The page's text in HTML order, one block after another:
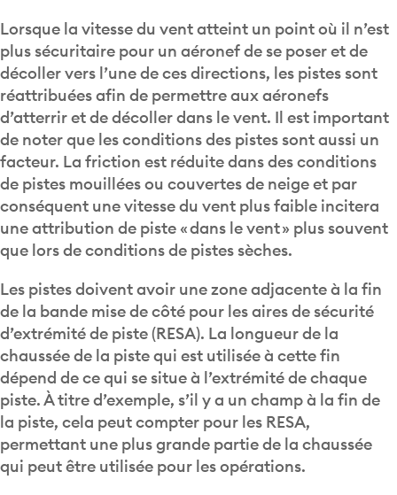
plus sécuritaire pour un aéronef de se poser et de
décoller vers l’une de ces directions, les pistes sont
réattribuées afin de permettre aux aéronefs
d’atterrir et de décoller dans le vent. Il est important
de noter que les conditions des pistes sont aussi un
facteur. La friction est réduite dans des conditions
de pistes mouillées ou couvertes de neige et par
conséquent une vitesse du vent plus faible incitera
une attribution de piste « dans le vent » plus souvent
que lors de conditions de pistes sèches.
de la bande mise de côté pour les aires de sécurité
d’extrémité de piste (RESA). La longueur de la
chaussée de la piste qui est utilisée à cette fin
dépend de ce qui se situe à l’extrémité de chaque
piste. À titre d’exemple, s’il y a un champ à la fin de
la piste, cela peut compter pour les RESA,
permettant une plus grande partie de la chaussée
qui peut être utilisée pour les opérations.